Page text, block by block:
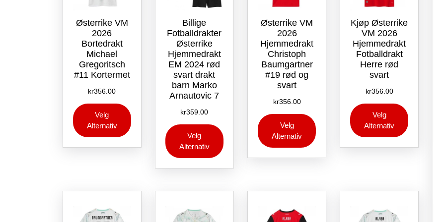
Østerrike VM
2026
Bortedrakt
Michael
Gregoritsch
#11 Kortermet
kr356.00
Velg
Alternativ
produktet
har
varianter.
på
Billige
Fotballdrakter
Østerrike
Hjemmedrakt
EM 2024 rød
svart drakt
barn Marko
Arnautovic 7
kr359.00
Velg
Alternativ
produktet
har
varianter.
kan
Østerrike VM
2026
Hjemmedrakt
Christoph
Baumgartner
#19 rød og
svart
kr356.00
Velg
Alternativ
produktet
har
varianter.
velges
Kjøp Østerrike
VM 2026
Hjemmedrakt
Fotballdrakt
Herre rød
svart
kr356.00
Velg
Alternativ
produktet
har
varianter.
på